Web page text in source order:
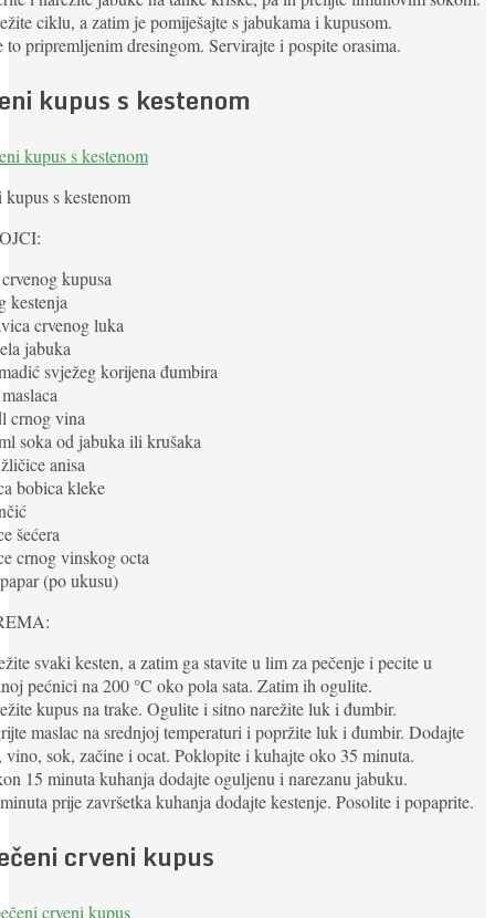
ciklu, a zatim je pomiješajte s jabukama i kupusom.
to pripremljenim dresingom. Servirajte i pospite orasima.
kupus s kestenom
kupus s kestenom
kupusa
kestenja
crvenog luka
jabuka
svježeg korijena đumbira
crnog vina
soka od jabuka ili krušaka
anisa
bobica kleke
šećera
crnog vinskog octa
(po ukusu)
svaki kesten, a zatim ga stavite u lim za pečenje i pecite u
pećnici na 200 °C oko pola sata. Zatim ih ogulite.
kupus na trake. Ogulite i sitno narežite luk i đumbir.
maslac na srednjoj temperaturi i popržite luk i đumbir. Dodajte
vino, sok, začine i ocat. Poklopite i kuhajte oko 35 minuta.
15 minuta kuhanja dodajte oguljenu i narezanu jabuku.
prije završetka kuhanja dodajte kestenje. Posolite i popaprite.
crveni kupus